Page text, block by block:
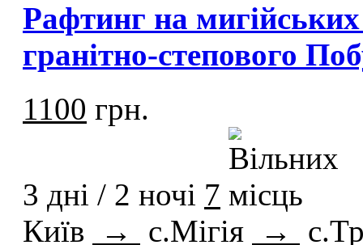
Рафтинг на
гранітно-степового
1100 грн.
3 дні / 2 ночі 7
Київ
→ с.Мігія →